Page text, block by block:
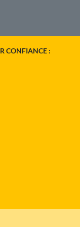
CONFIANCE :